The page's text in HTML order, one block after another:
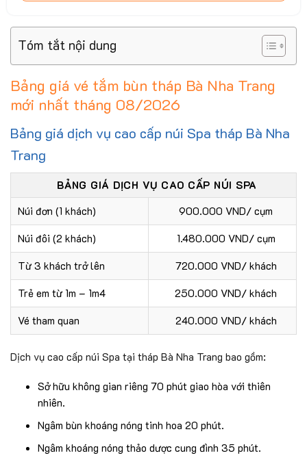
Tóm tắt nội dung
Bảng giá vé tắm bùn tháp Bà Nha Trang
mới nhất tháng 08/2026
Bảng giá dịch vụ cao cấp núi Spa tháp Bà Nha
Trang
BẢNG GIÁ DỊCH VỤ CAO CẤP NÚI SPA
Núi đơn (1 khách)
900.000 VND/ cụm
Núi đôi (2 khách)
1.480.000 VND/ cụm
Từ 3 khách trở lên
720.000 VND/ khách
Trẻ em từ 1m – 1m4
250.000 VND/ khách
Vé tham quan
240.000 VND/ khách
Dịch vụ cao cấp núi Spa tại tháp Bà Nha Trang bao gồm:
Sở hữu không gian riêng 70 phút giao hòa với thiên
nhiên.
Ngâm bùn khoáng nóng tinh hoa 20 phút.
Ngâm khoáng nóng thảo dược cung đình 35 phút.